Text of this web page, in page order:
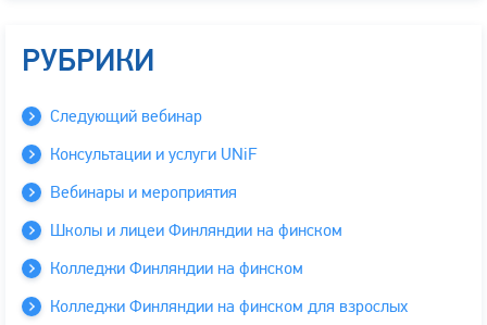
РУБРИКИ
Следующий вебинар
Консультации и услуги UNiF
Вебинары и мероприятия
Школы и лицеи Финляндии на финском
Колледжи Финляндии на финском
Колледжи Финляндии на финском для взрослых